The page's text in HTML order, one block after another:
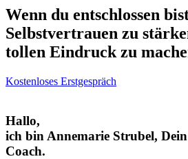
Wenn du entschlossen
Selbstvertrauen zu
tollen Eindruck zu
Kostenloses Erstgespräch
Hallo,
ich bin Annemarie Strubel,
Coach.